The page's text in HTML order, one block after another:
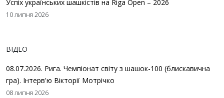
Успіх українських шашкістів на Riga Open – 2026
10 липня 2026
ВІДЕО
08.07.2026. Рига. Чемпіонат світу з шашок-100 (блискавична
гра). Інтерв'ю Вікторії Мотрічко
08 липня 2026